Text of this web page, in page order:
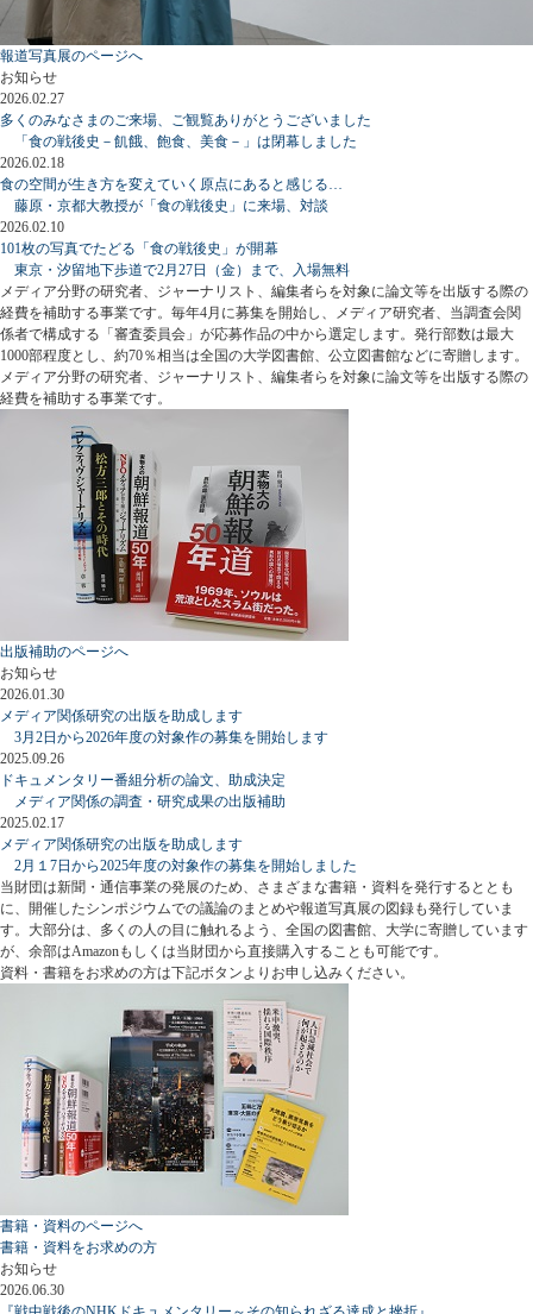
報道写真展のページへ
お知らせ
2026.02.27
多くのみなさまのご来場、ご観覧ありがとうございました
「食の戦後史－飢餓、飽食、美食－」は閉幕しました
2026.02.18
食の空間が生き方を変えていく原点にあると感じる…
藤原・京都大教授が「食の戦後史」に来場、対談
2026.02.10
101枚の写真でたどる「食の戦後史」が開幕
東京・汐留地下歩道で2月27日（金）まで、入場無料
メディア分野の研究者、ジャーナリスト、編集者らを対象に論文等を出版する際の
経費を補助する事業です。毎年4月に募集を開始し、メディア研究者、当調査会関
係者で構成する「審査委員会」が応募作品の中から選定します。発行部数は最大
1000部程度とし、約70％相当は全国の大学図書館、公立図書館などに寄贈します。
メディア分野の研究者、ジャーナリスト、編集者らを対象に論文等を出版する際の
経費を補助する事業です。
出版補助のページへ
お知らせ
2026.01.30
メディア関係研究の出版を助成します
3月2日から2026年度の対象作の募集を開始します
2025.09.26
ドキュメンタリー番組分析の論文、助成決定
メディア関係の調査・研究成果の出版補助
2025.02.17
メディア関係研究の出版を助成します
2月１7日から2025年度の対象作の募集を開始しました
当財団は新聞・通信事業の発展のため、さまざまな書籍・資料を発行するととも
に、開催したシンポジウムでの議論のまとめや報道写真展の図録も発行していま
す。大部分は、多くの人の目に触れるよう、全国の図書館、大学に寄贈しています
が、余部はAmazonもしくは当財団から直接購入することも可能です。
資料・書籍をお求めの方は下記ボタンよりお申し込みください。
書籍・資料のページへ
書籍・資料をお求めの方
お知らせ
2026.06.30